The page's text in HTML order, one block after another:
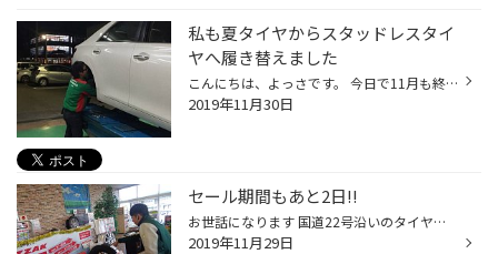
私も夏タイヤからスタッドレスタイ
ヤへ履き替えました
こんにちは、よっさです。 今日で11月も終わりです。 北海道・東北の寒波は気になりますが 営業終了後に自分のクルマのタイヤを 夏タイヤからスタッドレスへ 履き替えました。 これで、冬の準備はひとまずＯＫです。
2019年11月30日
セール期間もあと2日!!
お世話になります 国道22号沿いのタイヤ館一宮バイパス店です。 セール期間もあと2日です！！ 冬の準備はお済ですか？長野のほうでは雪が降ったらしいですね。 愛知エリアもそろそろ準備いかがですか？ 11月のセールも残り2日間です。この機会にタイヤ館へどうぞー
2019年11月29日